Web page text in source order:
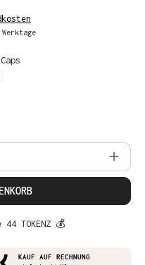
gewünschten
TOKENZ 💰
KAUF AUF RECHNUNG